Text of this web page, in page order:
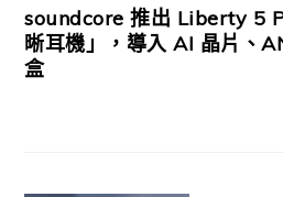
soundcore 推出 Liberty 5
晰耳機」，導入 AI 晶片、
盒